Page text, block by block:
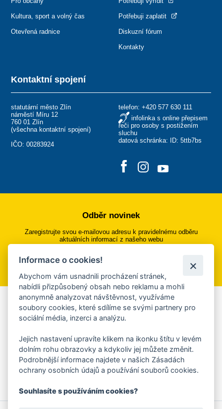
Kontaktní spojení
statutární město Zlín
náměstí Míru 12
760 01 Zlín
(všechna kontaktní spojení)
IČO: 00283924
telefon: +420 577 630 111
infolinka s online přepisem
řeči pro osoby s postižením
sluchu
datová schránka: ID: 5ttb7bs
Kultura, sport a volný čas
Otevřená radnice
Potřebuji zaplatit
Diskuzní fórum
Kontakty
Odběr novinek
Zaregistrujte svou e-mailovou adresu k pravidelnému odběru
aktuálních informací z našeho webu
Přihlásit se k odběru
Aplikace Mobilní rozhlas
Chcete dostávat do svého mobilu či mailu upozornění na
ankety, pozvánky na kulturní a sportovní akce?
Více informací o aplikaci
Informace o cookies!
Abychom vám usnadnili procházení stránek,
nabídli přizpůsobený obsah nebo reklamu a mohli
anonymně analyzovat návštěvnost, využíváme
soubory cookies, které sdílíme se svými partnery pro
sociální média, inzerci a analýzu.
Jejich nastavení upravíte klikem na ikonku štítu v levém
dolním rohu obrazovky a kdykoliv jej můžete změnit.
Podrobnější informace najdete v našich Zásadách
ochrany osobních údajů a používání souborů cookies.
Souhlasíte s používáním cookies?